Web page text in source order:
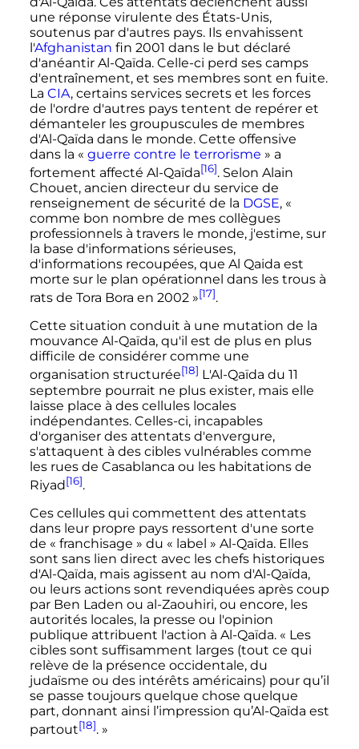
une réponse virulente des États-Unis,
soutenus par d'autres pays. Ils envahissent
l'Afghanistan fin 2001 dans le but déclaré
d'anéantir Al-Qaïda. Celle-ci perd ses camps
d'entraînement, et ses membres sont en fuite.
La CIA, certains services secrets et les forces
de l'ordre d'autres pays tentent de repérer et
démanteler les groupuscules de membres
d'Al-Qaïda dans le monde. Cette offensive
dans la « guerre contre le terrorisme » a
fortement affecté Al-Qaïda[16]. Selon Alain
Chouet, ancien directeur du service de
renseignement de sécurité de la DGSE, «
comme bon nombre de mes collègues
professionnels à travers le monde, j'estime, sur
la base d'informations sérieuses,
d'informations recoupées, que Al Qaida est
morte sur le plan opérationnel dans les trous à
rats de Tora Bora en 2002 »[17].
Cette situation conduit à une mutation de la
mouvance Al-Qaïda, qu'il est de plus en plus
difficile de considérer comme une
organisation structurée[18] L'Al-Qaïda du 11
septembre pourrait ne plus exister, mais elle
laisse place à des cellules locales
indépendantes. Celles-ci, incapables
d'organiser des attentats d'envergure,
s'attaquent à des cibles vulnérables comme
les rues de Casablanca ou les habitations de
Riyad[16].
Ces cellules qui commettent des attentats
dans leur propre pays ressortent d'une sorte
de « franchisage » du « label » Al-Qaïda. Elles
sont sans lien direct avec les chefs historiques
d'Al-Qaïda, mais agissent au nom d'Al-Qaïda,
ou leurs actions sont revendiquées après coup
par Ben Laden ou al-Zaouhiri, ou encore, les
autorités locales, la presse ou l'opinion
publique attribuent l'action à Al-Qaïda. « Les
cibles sont suffisamment larges (tout ce qui
relève de la présence occidentale, du
judaïsme ou des intérêts américains) pour qu’il
se passe toujours quelque chose quelque
part, donnant ainsi l’impression qu’Al-Qaïda est
partout[18]. »